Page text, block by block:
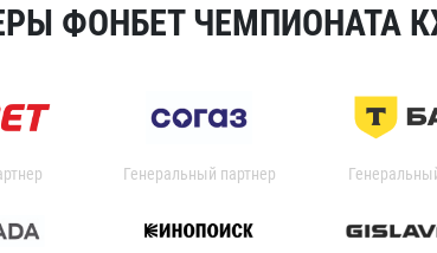
ФОНБЕТ ЧЕМПИОНАТА
Генеральный партнер